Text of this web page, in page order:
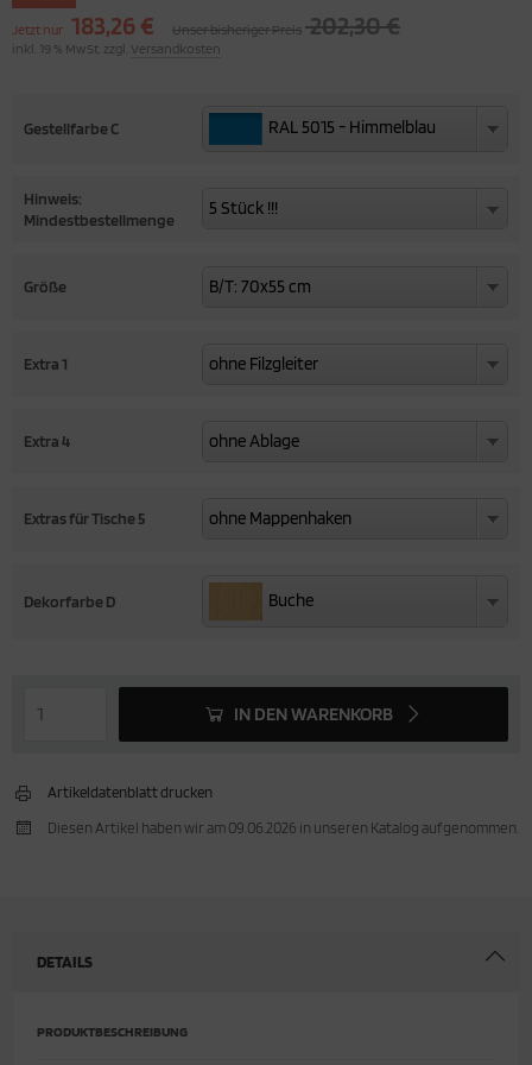
Jetzt nur 183,26 € Unser bisheriger Preis 202,30 €
inkl. 19 % MwSt. zzgl. Versandkosten
Gestellfarbe C RAL 5015 - Himmelblau
RAL 5015 - Himmelblau
Hinweis:
Mindestbestellmenge
5 Stück !!!
5 Stück !!!
Größe B/T: 70x55 cm
B/T: 70x55 cm
Extra 1 ohne Filzgleiter
ohne Filzgleiter
Extra 4 ohne Ablage
ohne Ablage
Extras für Tische 5 ohne Mappenhaken
ohne Mappenhaken
Dekorfarbe D Buche
IN DEN WARENKORB
Artikeldatenblatt drucken
Diesen Artikel haben wir am 09.06.2026 in unseren Katalog aufgenommen.
DETAILS
PRODUKTBESCHREIBUNG